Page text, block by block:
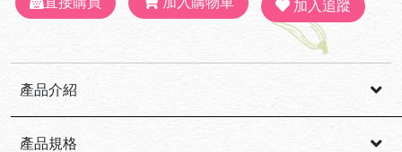
加入追蹤
產品介紹
產品規格